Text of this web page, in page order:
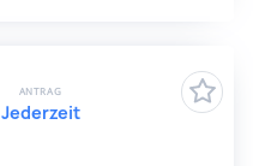
ANTRAG
Jederzeit